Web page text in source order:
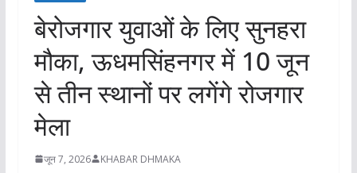
बेरोजगार युवाओं के लिए सुनहरा
मौका, ऊधमसिंहनगर में 10 जून
से तीन स्थानों पर लगेंगे रोजगार
मेला
जून 7, 2026 KHABAR DHMAKA